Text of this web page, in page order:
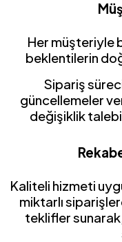
Her müşteriyle
beklentilerin
Sipariş
güncellemeler
değişiklik
Kaliteli hizmeti
miktarlı
teklifler